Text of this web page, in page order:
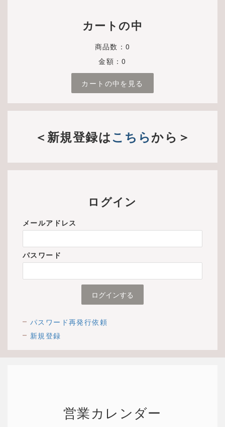
カートの中
商品数：0
金額：0
カートの中を見る
＜新規登録はこちらから＞
ログイン
メールアドレス
パスワード
パスワード再発行依頼
新規登録
営業カレンダー